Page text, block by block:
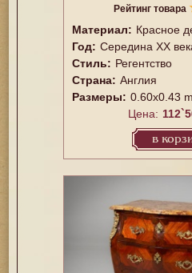
Рейтинг товара
Материал: Красное
Год: Середина XX
Стиль: Регентство
Страна: Англия
Размеры: 0.60x0.43
Цена:
в